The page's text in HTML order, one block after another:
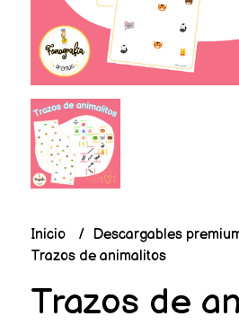
Inicio
Descargables
Trazos de animalitos
Trazos de